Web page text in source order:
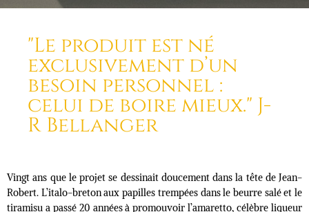
"Le produit est né
exclusivement d’un
besoin personnel :
celui de boire mieux." J-
R Bellanger
Vingt ans que le projet se dessinait doucement dans la tête de Jean-
Robert. L’italo-breton aux papilles trempées dans le beurre salé et le
tiramisu a passé 20 années à promouvoir l’amaretto, célèbre liqueur